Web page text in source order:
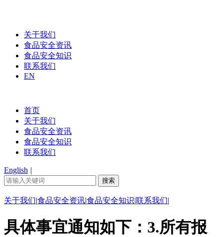
关于我们
食品安全资讯
食品安全知识
联系我们
EN
首页
关于我们
食品安全资讯
食品安全知识
联系我们
English |
关于我们|食品安全资讯|食品安全知识|联系我们|
具体事宜通知如下：3.所有报